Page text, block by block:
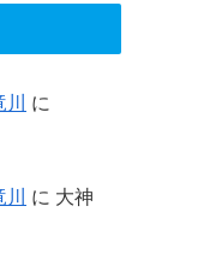
に
に 大神